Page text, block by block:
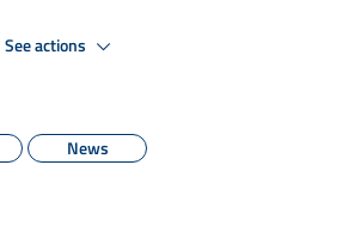
See actions
News